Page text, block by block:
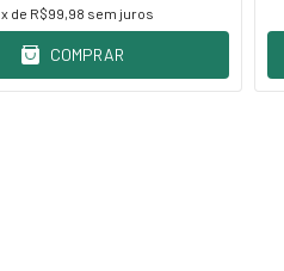
x de R$99,98 sem juros
COMPRAR